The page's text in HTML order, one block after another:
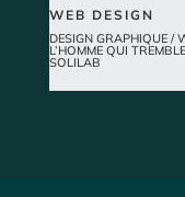
WEB DESIGN
DESIGN GRAPHIQUE /
L’HOMME QUI
SOLILAB